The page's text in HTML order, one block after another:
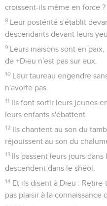
croissent-ils même en force ?
8 Leur postérité s'établit
descendants devant leurs
9 Leurs maisons sont en
de +Dieu n'est pas sur eux.
10 Leur taureau engendre
n'avorte pas.
11 Ils font sortir leurs jeunes
leurs enfants s'ébattent.
12 Ils chantent au son du
réjouissent au son du
13 Ils passent leurs jours
descendent dans le shéol.
14 Et ils disent à Dieu :
pas plaisir à la connaissance